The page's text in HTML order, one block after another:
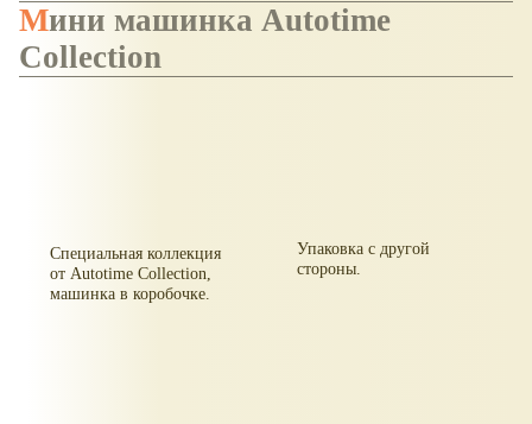
Мини машинка Autotime
Collection
Специальная коллекция
от Autotime Collection,
машинка в коробочке.
Упаковка с другой
стороны.